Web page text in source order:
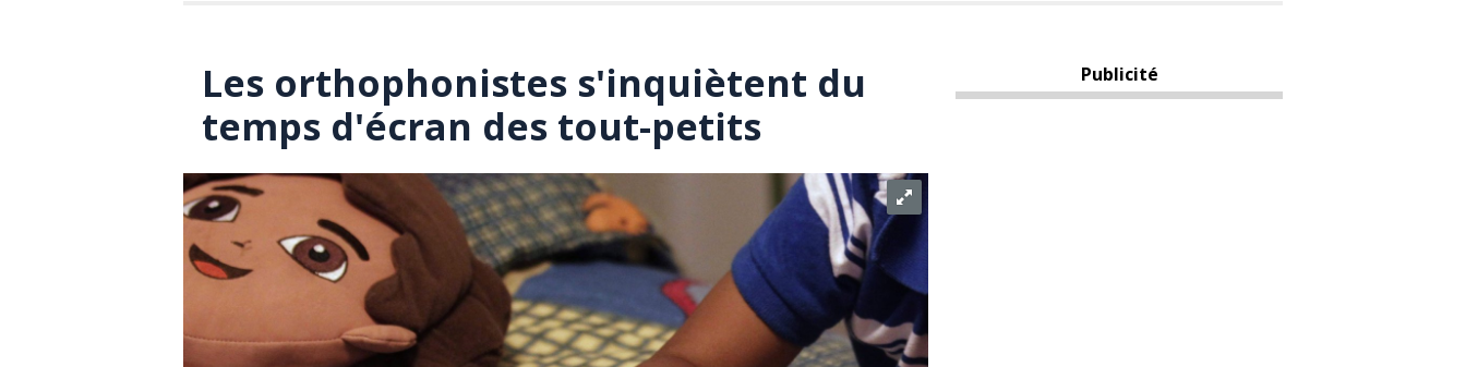
Les orthophonistes s'inquiètent du
temps d'écran des tout-petits
Publicité